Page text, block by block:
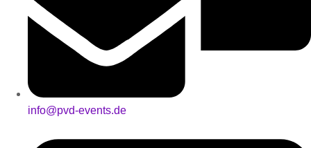
info@pvd-events.de